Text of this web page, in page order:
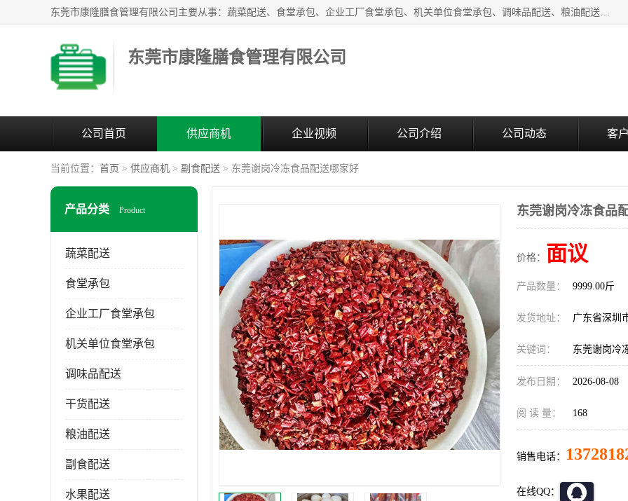
东莞市康隆膳食管理有限公司主要从事：蔬菜配送、食堂承包、企业工厂食堂承包、机关单位食堂承包、调味品配送、粮油配送、干货配送、副食配送、水果配送、海鲜配送等业务，东莞蔬菜配送电话，咨询在线客服。
东莞市康隆膳食管理有限公司
公司首页 供应商机 企业视频 公司介绍 公司动态 客
当前位置： 首页 > 供应商机 > 副食配送 > 东莞谢岗冷冻食品配送哪家好
产品分类 Product
蔬菜配送
食堂承包
企业工厂食堂承包
机关单位食堂承包
调味品配送
干货配送
粮油配送
副食配送
水果配送
东莞谢岗冷冻食品
价格： 面议
产品数量： 9999.00斤
发货地址： 广东省深
关键词： 东莞谢岗冷
发布日期： 2026-08-08
阅 读 量： 168
销售电话：
在线QQ：